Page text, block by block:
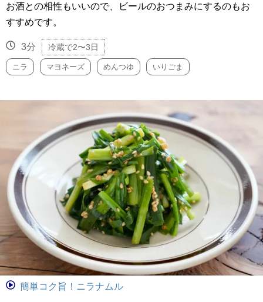
お酒との相性もいいので、ビールのおつまみにするのもお
すすめです。
3分 冷蔵で2〜3日
ニラ マヨネーズ めんつゆ いりごま
簡単コク旨！ニラナムル